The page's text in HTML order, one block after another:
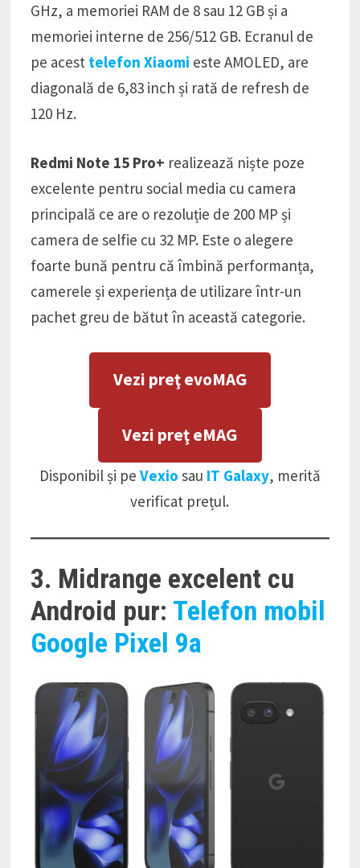
GHz, a memoriei RAM de 8 sau 12 GB și a
memoriei interne de 256/512 GB. Ecranul de
pe acest telefon Xiaomi este AMOLED, are
diagonală de 6,83 inch și rată de refresh de
120 Hz.
Redmi Note 15 Pro+ realizează niște poze
excelente pentru social media cu camera
principală ce are o rezoluție de 200 MP și
camera de selfie cu 32 MP. Este o alegere
foarte bună pentru că îmbină performanța,
camerele și experiența de utilizare într-un
pachet greu de bătut în această categorie.
Vezi preţ evoMAG
Vezi preţ eMAG
Disponibil și pe Vexio sau IT Galaxy, merită
verificat prețul.
3. Midrange excelent cu
Android pur: Telefon mobil
Google Pixel 9a